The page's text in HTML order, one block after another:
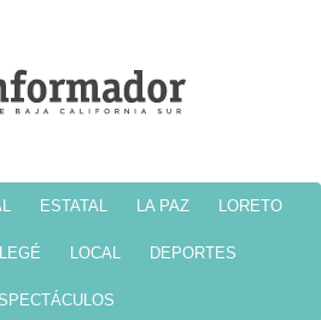
ESTATAL LA PAZ LORETO
LOCAL DEPORTES